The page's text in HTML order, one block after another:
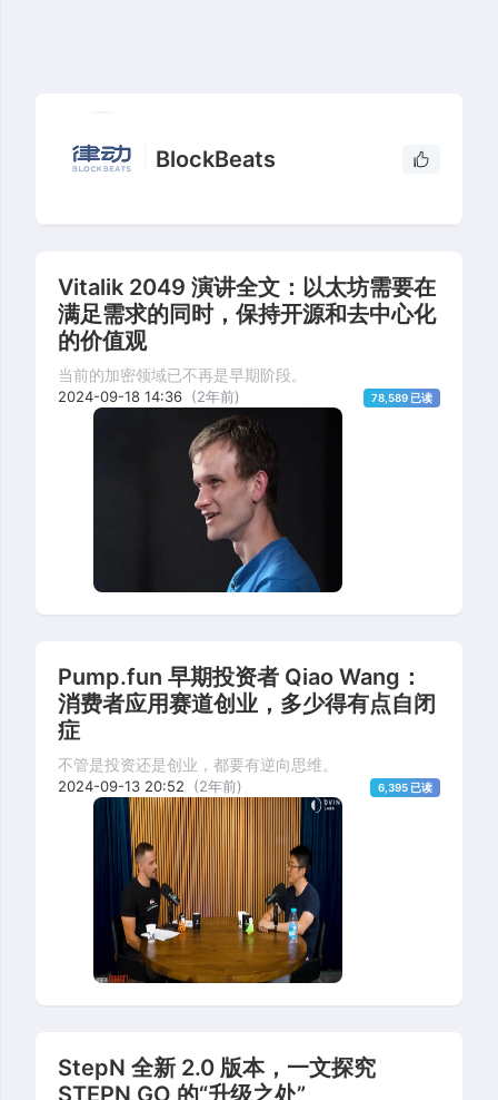
BlockBeats
Vitalik 2049 演讲全文：以太坊需要在
满足需求的同时，保持开源和去中心化
的价值观
当前的加密领域已不再是早期阶段。
2024-09-18 14:36 (2年前) 78,589 已读
Pump.fun 早期投资者 Qiao Wang：
消费者应用赛道创业，多少得有点自闭
症
不管是投资还是创业，都要有逆向思维。
2024-09-13 20:52 (2年前) 6,395 已读
StepN 全新 2.0 版本，一文探究
STEPN GO 的“升级之处”